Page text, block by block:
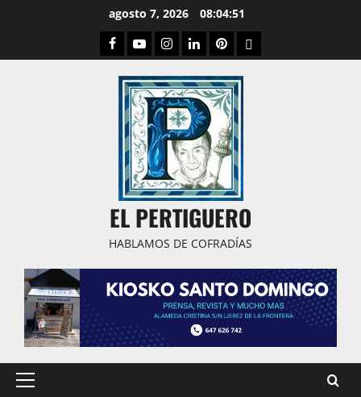
agosto 7, 2026 08:04:52
Facebook
YoutubeInstagram
LinkedPinterestDribbble
EL PERTIGUERO
HABLAMOS DE COFRADÍAS
Menú